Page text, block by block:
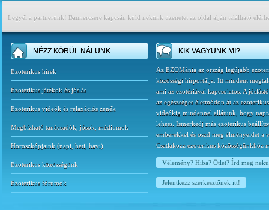
Legyél a partnerünk! Bannercsere kapcsán küld nekünk üzenetet az oldal alján található
NÉZZ KÖRÜL NÁLUNK
Ezoterikus hírek
Ezoterikus játékok és jóslás
Ezoterikus videók és relaxációs zenék
Megbízható tanácsadók, jósok, médiumok
Horoszkópjaink (napi heti havi)
Ezoterikus közösségünk
Ezoterikus fórumok
KIK VAGYUNK MI?
Az EZOMánia az ország legújabb
közösségi hírportálja. Itt mindent
ami az ezotériával kapcsolatos. A
az egészséges életmódon át az ezoterikus
videókig mindennel ellátunk, hogy
lehess. Ismerkedj más ezoterikus
emberekkel és oszd meg élményeidet a
Csatlakozz ezoterikus közösségünkhöz
Vélemény? Hiba? Ötlet? Írd meg
Jelentkezz szerkesztőnek itt!